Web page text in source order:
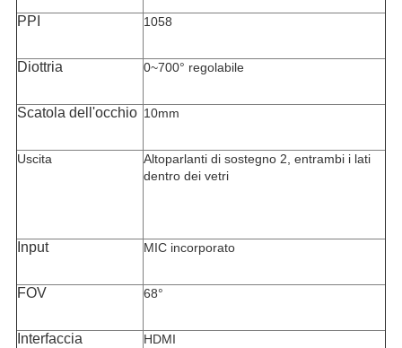
PPI 1058
Diottria 0~700° regolabile
Scatola dell'occhio 10mm
Uscita
Altoparlanti di sostegno 2, entrambi i lati
dentro dei vetri
Input MIC incorporato
FOV 68°
Interfaccia HDMI